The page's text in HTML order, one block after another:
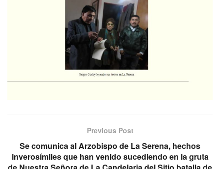
Previous Post
Se comunica al Arzobispo de La Serena, hechos
inverosímiles que han venido sucediendo en la gruta